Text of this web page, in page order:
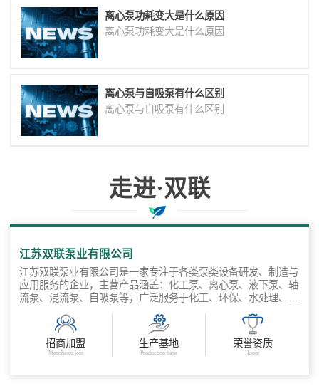
离心泵功耗变大是什么原因
离心泵功耗变大是什么原因
离心泵与自吸泵有什么区别
离心泵与自吸泵有什么区别
走进·双联
与您协作共赢
江苏双联泵业有限公司
江苏双联泵业有限公司是一家专注于各类泵类设备研发、制造与
应用服务的企业，主营产品涵盖：化工泵、离心泵、液下泵、轴
流泵、混流泵、自吸泵等，广泛服务于化工、环保、水处理、电
以品质为基础”，聚焦客户输送需求，提供标准产品 + 非标定制
+ 工程选型支持的全流程服务，打造从泵体设计到系统集成的多
场景流体输送解决方案。 公司产品可定制泵体材质（不锈钢、
便，工程选型支持，3D图纸/选型表提供，快速交货，售后保
招商加盟
Merchants join
生产基地
Production base
荣誉资质
Honor